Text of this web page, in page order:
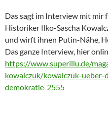
Das sagt im Interview mit
Historiker Ilko-Sascha
und wirft ihnen Putin-Nähe,
Das ganze Interview, hier
https://www.superillu.de/
kowalczuk/kowalczuk-
demokratie-2555